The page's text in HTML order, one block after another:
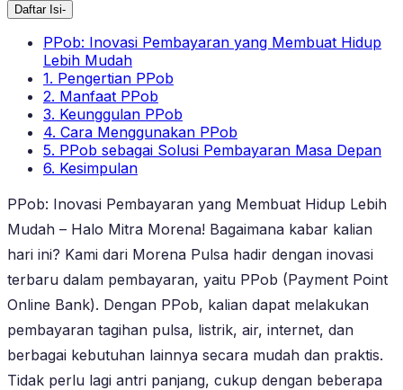
Daftar Isi-
PPob: Inovasi Pembayaran yang Membuat Hidup
Lebih Mudah
1. Pengertian PPob
2. Manfaat PPob
3. Keunggulan PPob
4. Cara Menggunakan PPob
5. PPob sebagai Solusi Pembayaran Masa Depan
6. Kesimpulan
PPob: Inovasi Pembayaran yang Membuat Hidup Lebih
Mudah – Halo Mitra Morena! Bagaimana kabar kalian
hari ini? Kami dari Morena Pulsa hadir dengan inovasi
terbaru dalam pembayaran, yaitu PPob (Payment Point
Online Bank). Dengan PPob, kalian dapat melakukan
pembayaran tagihan pulsa, listrik, air, internet, dan
berbagai kebutuhan lainnya secara mudah dan praktis.
Tidak perlu lagi antri panjang, cukup dengan beberapa